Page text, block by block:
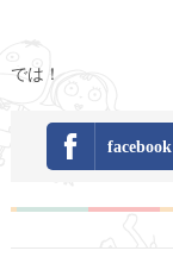
では！
facebook